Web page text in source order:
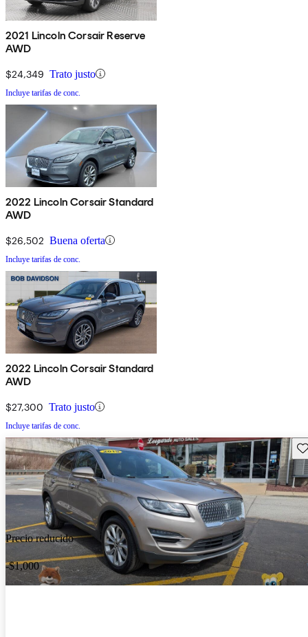
2021 Lincoln Corsair Reserve
AWD
$24,349 Trato justo
Incluye tarifas de conc.
2022 Lincoln Corsair Standard
AWD
$26,502 Buena oferta
Incluye tarifas de conc.
2022 Lincoln Corsair Standard
AWD
$27,300 Trato justo
Incluye tarifas de conc.
Precio reducido
-$1,000